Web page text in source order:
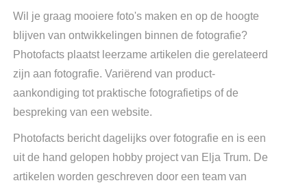
Wil je graag mooiere foto's maken en op de hoogte
blijven van ontwikkelingen binnen de fotografie?
Photofacts plaatst leerzame artikelen die gerelateerd
zijn aan fotografie. Variërend van product-
aankondiging tot praktische fotografietips of de
bespreking van een website.
Photofacts bericht dagelijks over fotografie en is een
uit de hand gelopen hobby project van Elja Trum. De
artikelen worden geschreven door een team van